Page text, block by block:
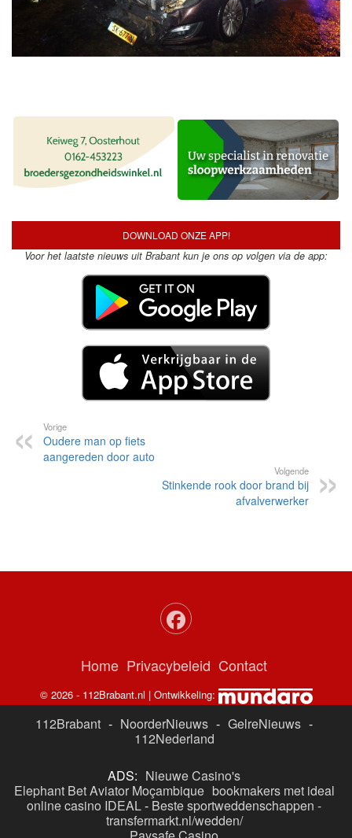
DOWNLOAD ONZE APP!
Voor het laatste nieuws uit Brabant kun je ons op volgen via de app:
Vorige
Oudere man op fiets
aangereden door auto
Volgende
Stinkende rook door brand bij
afvalverwerker
Home Privacybeleid Contact
© 2026 - 112Brabant.nl | Ontwikkeling:
112Brabant - NoorderNieuws - GelreNieuws -
112Nederland
ADS: Nieuwe Casino's
Elephant Bet Aviator Moçambique bookmakers met ideal
online casino IDEAL- Beste sportweddenschappen -
transfermarkt.nl/wedden/